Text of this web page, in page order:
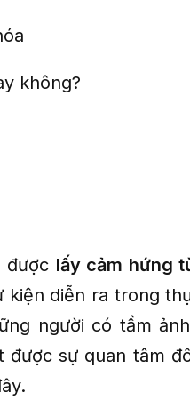
không?
được lấy cảm hứng
kiện diễn ra trong
người có tầm
sự quan tâm